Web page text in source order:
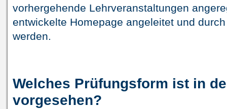
vorhergehende Lehrveranstaltungen
entwickelte Homepage angeleitet und
werden.
Welches Prüfungsform ist in
vorgesehen?